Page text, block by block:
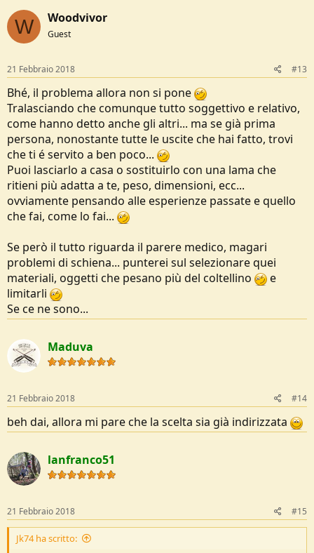
c
t
i
o
s
:
W Woodvivor
Guest
21 Febbraio 2018 #13
Bhé, il problema allora non si pone
Tralasciando che comunque tutto soggettivo e relativo,
come hanno detto anche gli altri... ma se già prima
persona, nonostante tutte le uscite che hai fatto, trovi
che ti é servito a ben poco...
Puoi lasciarlo a casa o sostituirlo con una lama che
ritieni più adatta a te, peso, dimensioni, ecc...
ovviamente pensando alle esperienze passate e quello
che fai, come lo fai...
Se però il tutto riguarda il parere medico, magari
problemi di schiena... punterei sul selezionare quei
materiali, oggetti che pesano più del coltellino
e
limitarli
Se ce ne sono...
Maduva
21 Febbraio 2018 #14
beh dai, allora mi pare che la scelta sia già indirizzata
lanfranco51
21 Febbraio 2018 #15
Jk74 ha scritto: